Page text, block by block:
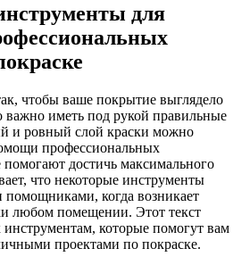
для
чтобы ваше покрытие выглядело
важно иметь под рукой правильные
и ровный слой краски можно
профессиональных
достичь максимального
что некоторые инструменты
помощниками, когда возникает
любом помещении. Этот текст
которые помогут вам
проектами по покраске.